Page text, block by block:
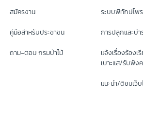
สมัครงาน
คู่มือสำหรับประชาชน
ถาม-ตอบ กรมป่าไม้
ระบบพิทักษ์ไพร
การปลูกและบ
แจ้งเรื่องร้องเ
เบาะแส/รับฟัง
แนะนำ/ติชมเว็